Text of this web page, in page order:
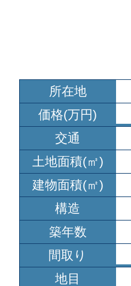
所在地
価格(万円)
交通
土地面積(㎡)
建物面積(㎡)
構造
築年数
間取り
地目